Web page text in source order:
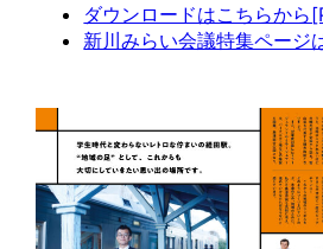
ダウンロードはこちらから
新川みらい会議特集ページ